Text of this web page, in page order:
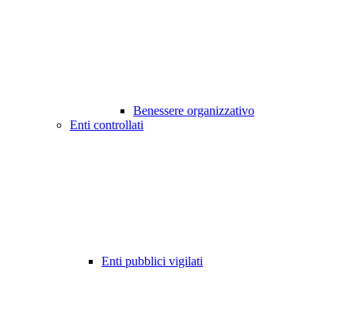
Benessere organizzativo
Enti controllati
Enti pubblici vigilati